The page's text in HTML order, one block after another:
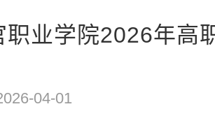
职业学院2026年高
04-01